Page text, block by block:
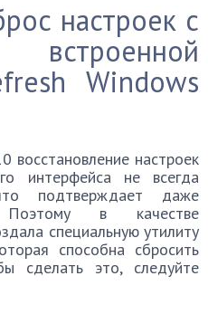
настроек с
Windows
восстановление настроек
интерфейса не всегда
подтверждает даже
в качестве
специальную утилиту
способна сбросить
сделать это, следуйте